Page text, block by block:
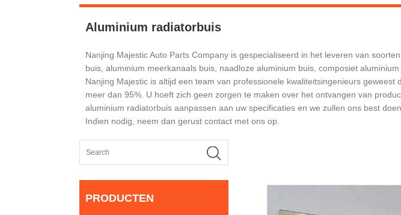
Aluminium radiatorbuis
Nanjing Majestic Auto Parts Company is gespecialiseerd in het leveren van
buis, aluminium meerkanaals buis, naadloze aluminium buis, composiet aluminium
Nanjing Majestic is altijd een team van professionele kwaliteitsingenieurs
meer dan 95%. U hoeft zich geen zorgen te maken over het ontvangen van
aluminium radiatorbuis aanpassen aan uw specificaties en we zullen ons best
Indien nodig, neem dan gerust contact met ons op.
PRODUCTEN